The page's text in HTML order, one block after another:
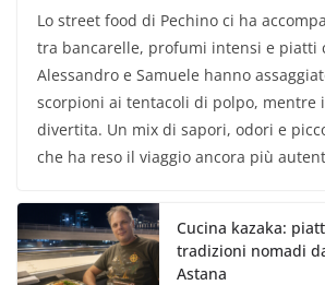
Lo street food di Pechino ci ha
tra bancarelle, profumi intensi e piatti
Alessandro e Samuele hanno
scorpioni ai tentacoli di polpo, mentre
divertita. Un mix di sapori, odori e
che ha reso il viaggio ancora più
Cucina kazaka:
tradizioni nomadi
Astana